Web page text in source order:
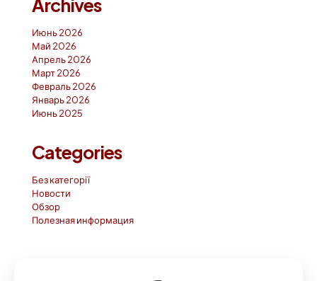
Archives
Июнь 2026
Май 2026
Апрель 2026
Март 2026
Февраль 2026
Январь 2026
Июнь 2025
Categories
Без категорії
Новости
Обзор
Полезная информация